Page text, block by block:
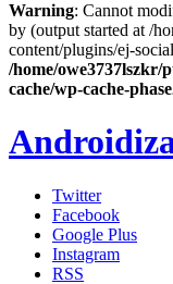
Warning: Cannot
by (output started at /
content/plugins/ej-
/home/owe3737lszkr/
cache/wp-cache-
Twitter
Facebook
Google Plus
Instagram
RSS